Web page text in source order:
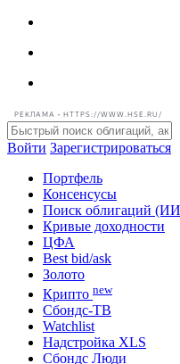
РЕКЛАМА • HTTPS://WWW.HSE.RU/
Войти Зарегистрироваться
Портфель
Консенсусы
Поиск облигаций (ИИ)
Кривые доходности
ЦФА
Best bid/ask
Золото
Крипто new